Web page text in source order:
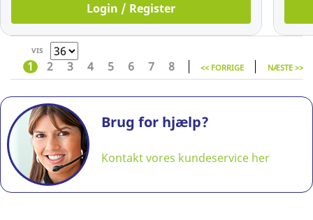
Login / Register
VIS
1 2 3 4 5 6 7 8 << FORRIGE NÆSTE >>
Brug for hjælp?
Kontakt vores kundeservice her